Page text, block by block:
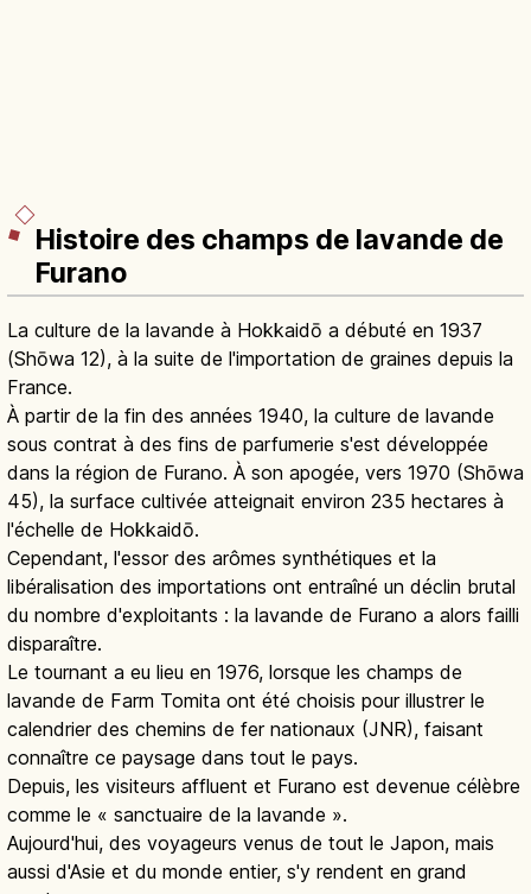
Histoire des champs de lavande de
Furano
La culture de la lavande à Hokkaidō a débuté en 1937
(Shōwa 12), à la suite de l'importation de graines depuis la
France.
À partir de la fin des années 1940, la culture de lavande
sous contrat à des fins de parfumerie s'est développée
dans la région de Furano. À son apogée, vers 1970 (Shōwa
45), la surface cultivée atteignait environ 235 hectares à
l'échelle de Hokkaidō.
Cependant, l'essor des arômes synthétiques et la
libéralisation des importations ont entraîné un déclin brutal
du nombre d'exploitants : la lavande de Furano a alors failli
disparaître.
Le tournant a eu lieu en 1976, lorsque les champs de
lavande de Farm Tomita ont été choisis pour illustrer le
calendrier des chemins de fer nationaux (JNR), faisant
connaître ce paysage dans tout le pays.
Depuis, les visiteurs affluent et Furano est devenue célèbre
comme le « sanctuaire de la lavande ».
Aujourd'hui, des voyageurs venus de tout le Japon, mais
aussi d'Asie et du monde entier, s'y rendent en grand